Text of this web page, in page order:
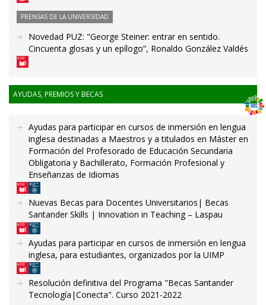
PRENSAS DE LA UNIVERSIDAD
Novedad PUZ: "George Steiner: entrar en sentido.
Cincuenta glosas y un epílogo”, Ronaldo González Valdés
AYUDAS, PREMIOS Y BECAS
Ayudas para participar en cursos de inmersión en lengua
inglesa destinadas a Maestros y a titulados en Máster en
Formación del Profesorado de Educación Secundaria
Obligatoria y Bachillerato, Formación Profesional y
Enseñanzas de Idiomas
Nuevas Becas para Docentes Universitarios| Becas
Santander Skills | Innovation in Teaching – Laspau
Ayudas para participar en cursos de inmersión en lengua
inglesa, para estudiantes, organizados por la UIMP
Resolución definitiva del Programa "Becas Santander
Tecnología|Conecta". Curso 2021-2022